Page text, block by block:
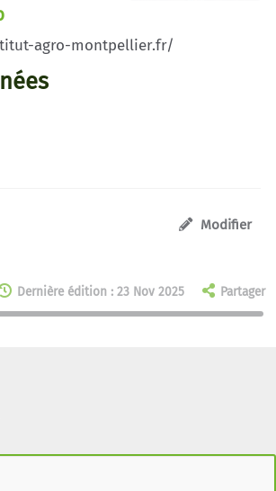
agro-montpellier.fr/
Modifier
Dernière édition : 23 Nov 2025 Partager